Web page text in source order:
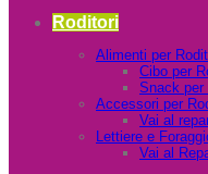
Roditori
Alimenti per
Cibo per
Snack per
Accessori per
Vai al
Lettiere e
Vai al